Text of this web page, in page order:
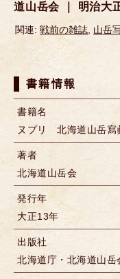
道山岳会 ｜ 明治大
関連: 戦前の雑誌, 山岳
書籍情報
書籍名
ヌプリ 北海道山岳寫
著者
北海道山岳会
発行年
大正13年
出版社
北海道庁・北海道山岳